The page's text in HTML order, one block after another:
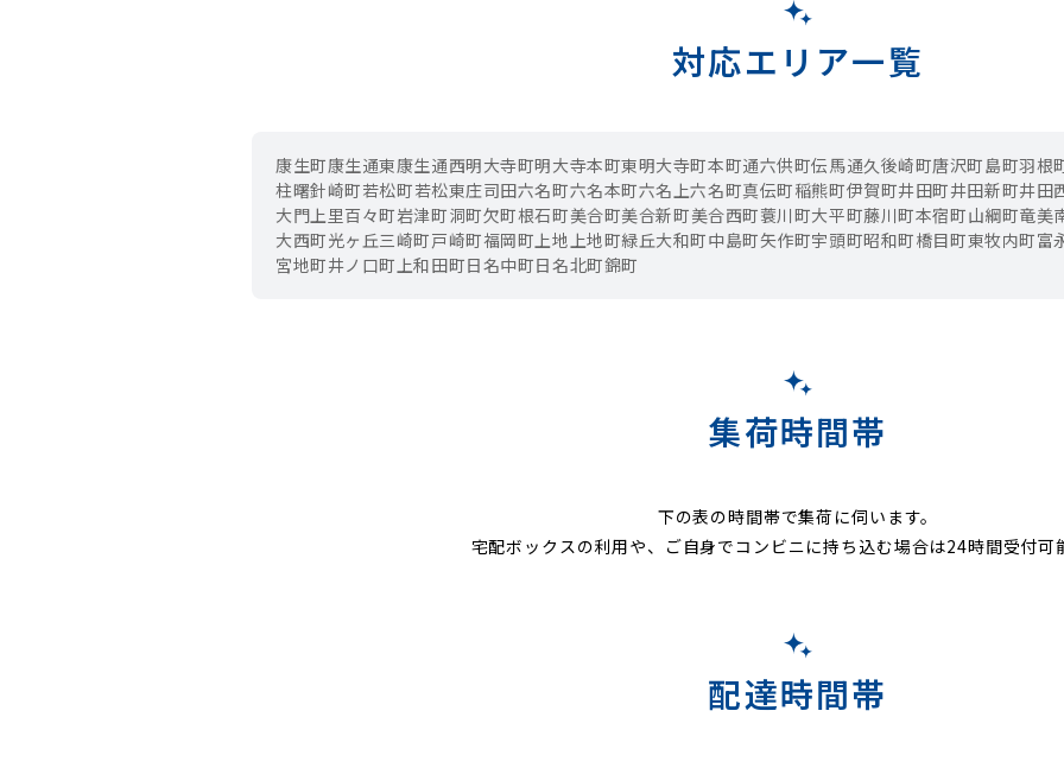
対応エリア一覧
康生町康生通東康生通西明大寺町明大寺本町東明大寺町本町通六供町伝馬通久後崎町唐沢町島町羽根
柱曙針崎町若松町若松東庄司田六名町六名本町六名上六名町真伝町稲熊町伊賀町井田町井田新町井田
大門上里百々町岩津町洞町欠町根石町美合町美合新町美合西町蓑川町大平町藤川町本宿町山綱町竜美
大西町光ヶ丘三崎町戸崎町福岡町上地上地町緑丘大和町中島町矢作町宇頭町昭和町橋目町東牧内町富
宮地町井ノ口町上和田町日名中町日名北町錦町
集荷時間帯
下の表の時間帯で集荷に伺います。
宅配ボックスの利用や、ご自身でコンビニに持ち込む場合は24時間受付可
配達時間帯